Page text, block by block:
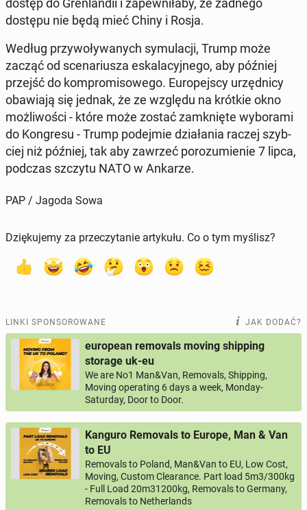
dostęp do Gren­lan­dii i za­pew­ni­ła­by, że żadnego
dostępu nie będą mieć Chiny i Rosja.
Według przy­wo­ły­wa­nych sy­mu­la­cji, Trump może
zacząć od sce­na­riu­sza eska­la­cyj­ne­go, aby później
przejść do kom­pro­mi­so­we­go. Eu­ro­pej­scy urzęd­ni­cy
oba­wia­ją się jednak, że ze względu na krótkie okno
moż­li­wo­ści - które może zostać za­mknię­te wy­bo­ra­mi
do Kon­gre­su - Trump po­dej­mie dzia­ła­nia raczej szyb­
ciej niż później, tak aby zawrzeć po­ro­zu­mie­nie 7 lipca,
podczas szczytu NATO w Ankarze.
PAP / Jagoda Sowa
Dziękujemy za przeczytanie artykułu. Co o tym myślisz?
LINKI SPONSOROWANE JAK DODAĆ?
european removals moving shipping
storage uk-eu
We are No1 Man&Van, Removals, Shipping,
Moving operating 6 days a week, Monday-
Saturday, Door to Door.
Kanguro Removals to Europe, Man & Van
to EU
Removals to Poland, Man&Van to EU, Low Cost,
Moving, Custom Clearance. Part load 5m3/300kg
- Full Load 20m31200kg, Removals to Germany,
Removals to Netherlands